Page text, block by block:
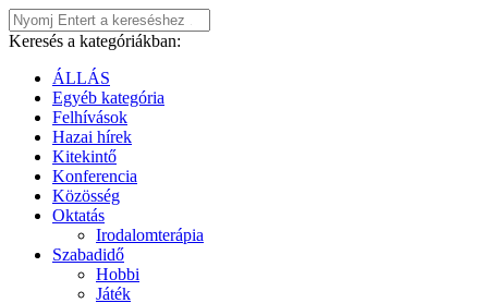
Keresés a kategóriákban:
ÁLLÁS
Egyéb kategória
Felhívások
Hazai hírek
Kitekintő
Konferencia
Közösség
Oktatás
Irodalomterápia
Szabadidő
Hobbi
Játék